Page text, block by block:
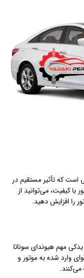
است که تأثیر مستقیم در
با کیفیت، می‌توانید از
را افزایش دهید.
یدکی مهم هیوندای سوناتا
وارد شده به موتور و